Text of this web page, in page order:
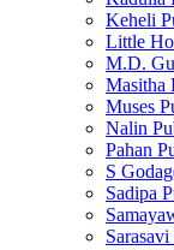
Keheli
Little
M.D.
Masitha
Muses
Nalin
Pahan
S
Sadipa